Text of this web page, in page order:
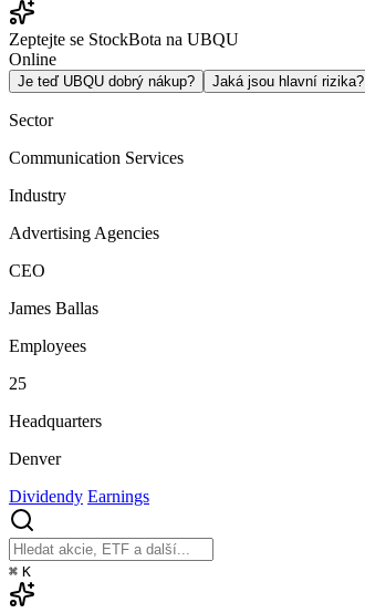
Zeptejte se StockBota na UBQU
Online
Je teď UBQU dobrý nákup? Jaká jsou hlavní rizika?
Sector
Communication Services
Industry
Advertising Agencies
CEO
James Ballas
Employees
25
Headquarters
Denver
Dividendy Earnings
⌘ K